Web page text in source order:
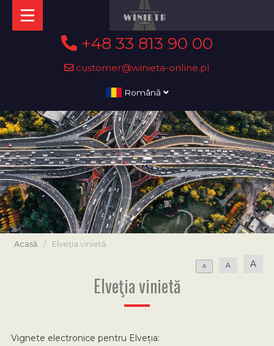
+48 33 813 90 00
customer@winieta-online.pl
Română
Acasă / Elveţia vinietă
A A A
Elveţia vinietă
Vignete electronice pentru Elveția: